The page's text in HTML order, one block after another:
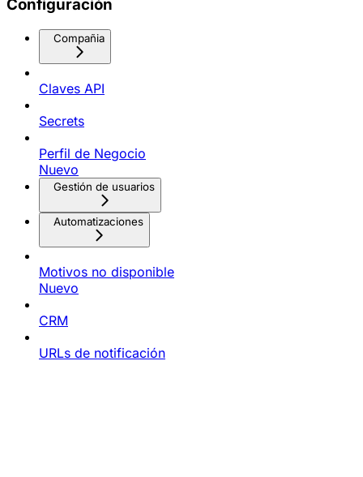
Configuración
Compañia
Claves API
Secrets
Perfil de Negocio
Nuevo
Gestión de usuarios
Automatizaciones
Motivos no disponible
Nuevo
CRM
URLs de notificación